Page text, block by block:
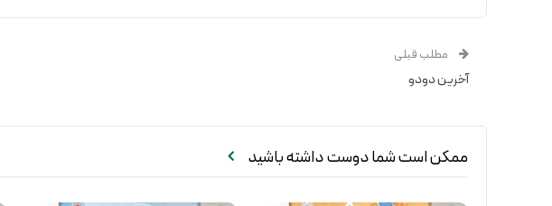
مطلب قبلی
آخرین دودو
ممکن است شما دوست داشته باشید